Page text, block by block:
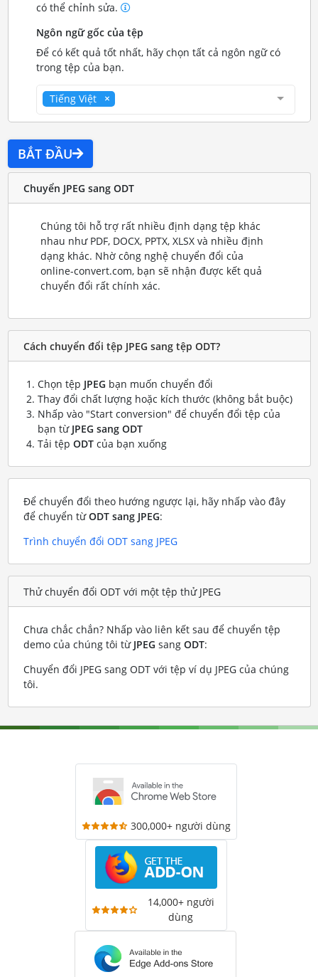
có thể chỉnh sửa.
Ngôn ngữ gốc của tệp
Để có kết quả tốt nhất, hãy chọn tất cả ngôn ngữ có
trong tệp của bạn.
Tiếng Việt
BẮT ĐẦU
Chuyển JPEG sang ODT
Chúng tôi hỗ trợ rất nhiều định dạng tệp khác
nhau như PDF, DOCX, PPTX, XLSX và nhiều định
dạng khác. Nhờ công nghệ chuyển đổi của
online-convert.com, bạn sẽ nhận được kết quả
chuyển đổi rất chính xác.
Cách chuyển đổi tệp JPEG sang tệp ODT?
Chọn tệp JPEG bạn muốn chuyển đổi
Thay đổi chất lượng hoặc kích thước (không bắt buộc)
Nhấp vào "Start conversion" để chuyển đổi tệp của
bạn từ JPEG sang ODT
Tải tệp ODTcủa bạn xuống
Để chuyển đổi theo hướng ngược lại, hãy nhấp vào đây
để chuyển từODT sang JPEG:
Trình chuyển đổi ODT sang JPEG
Thử chuyển đổi ODT với một tệp thử JPEG
Chưa chắc chắn? Nhấp vào liên kết sau để chuyển tệp
demo của chúng tôi từ JPEG sang ODT:
Chuyển đổi JPEG sang ODT với tệp ví dụ JPEG của chúng
tôi.
300,000+ người dùng
14,000+ người
dùng